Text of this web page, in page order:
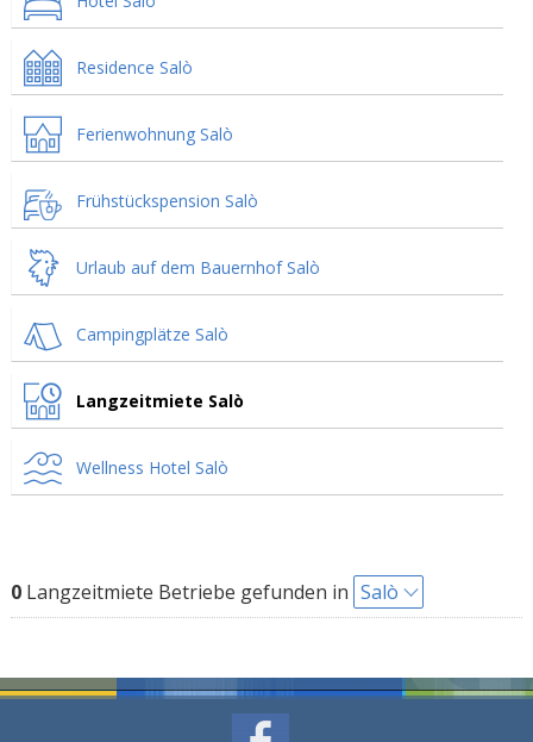
Residence Salò
Ferienwohnung Salò
Frühstückspension Salò
Urlaub auf dem Bauernhof Salò
Campingplätze Salò
Langzeitmiete Salò
Wellness Hotel Salò
0Langzeitmiete Betriebe gefunden in Salò